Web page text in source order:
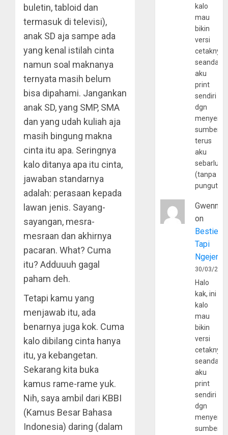
buletin, tabloid dan
termasuk di televisi),
anak SD aja sampe ada
yang kenal istilah cinta
namun soal maknanya
ternyata masih belum
bisa dipahami. Jangankan
anak SD, yang SMP, SMA
dan yang udah kuliah aja
masih bingung makna
cinta itu apa. Seringnya
kalo ditanya apa itu cinta,
jawaban standarnya
adalah: perasaan kepada
lawan jenis. Sayang-
sayangan, mesra-
mesraan dan akhirnya
pacaran. What? Cuma
itu? Adduuuh gagal
paham deh.
Tetapi kamu yang
menjawab itu, ada
benarnya juga kok. Cuma
kalo dibilang cinta hanya
itu, ya kebangetan.
Sekarang kita buka
kamus rame-rame yuk.
Nih, saya ambil dari KBBI
(Kamus Besar Bahasa
Indonesia) daring (dalam
kalo
mau
bikin
versi
cetaknya
aku
print
sendiri
dgn
sumber
terus
aku
(tanpa
Gwenny
on
Bestie
Tapi
30/03/
Halo
kak, ini
kalo
mau
bikin
versi
cetaknya
aku
print
sendiri
dgn
sumber